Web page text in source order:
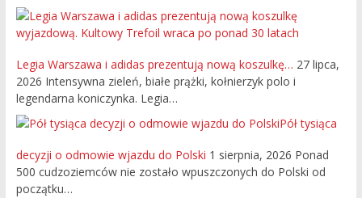
Legia Warszawa i adidas prezentują nową koszulkę… 27 lipca,
2026 Intensywna zieleń, białe prążki, kołnierzyk polo i
legendarna koniczynka. Legia…
Pół tysiąca
decyzji o odmowie wjazdu do Polski 1 sierpnia, 2026 Ponad
500 cudzoziemców nie zostało wpuszczonych do Polski od
początku…